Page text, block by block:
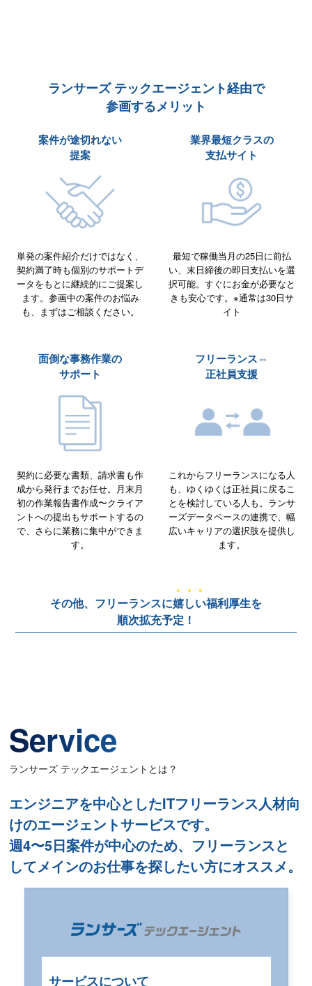
ランサーズ テックエージェント経由で
参画するメリット
案件が途切れない
提案
単発の案件紹介だけではなく、
契約満了時も個別のサポートデ
ータをもとに継続的にご提案し
ます。参画中の案件のお悩み
も、まずはご相談ください。
業界最短クラスの
支払サイト
最短で稼働当月の25日に前払
い、末日締後の即日支払いを選
択可能。すぐにお金が必要なと
きも安心です。※通常は30日サ
イト
面倒な事務作業の
サポート
契約に必要な書類、請求書も作
成から発行までお任せ。月末月
初の作業報告書作成〜クライア
ントへの提出もサポートするの
で、さらに業務に集中ができま
す。
フリーランス⇔
正社員支援
これからフリーランスになる人
も、ゆくゆくは正社員に戻るこ
とを検討している人も。ランサ
ーズデータベースの連携で、幅
広いキャリアの選択肢を提供し
ます。
その他、フリーランスに嬉しい福利厚生を
順次拡充予定！
Service
ランサーズ テックエージェントとは？
エンジニアを中心としたITフリーランス人材向
けのエージェントサービスです。
週4〜5日案件が中心のため、フリーランスと
してメインのお仕事を探したい方にオススメ。
サービスについて